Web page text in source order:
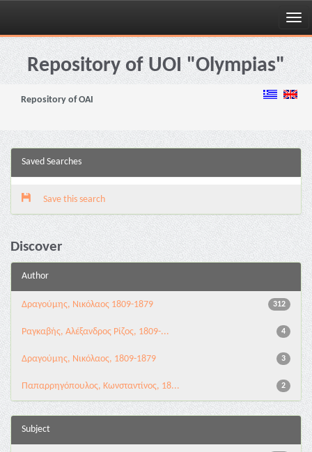
Skip
navigationRepository of UOI "Olympias"
Repository of OAI
Saved Searches
Save this search
Discover
Author
312
Δραγούμης, Νικόλαος 1809-1879
4
Ραγκαβής, Αλέξανδρος Ρίζος, 1809-...
3
Δραγούμης, Νικόλαος, 1809-1879
2
Παπαρρηγόπουλος, Κωνσταντίνος, 18...
Subject